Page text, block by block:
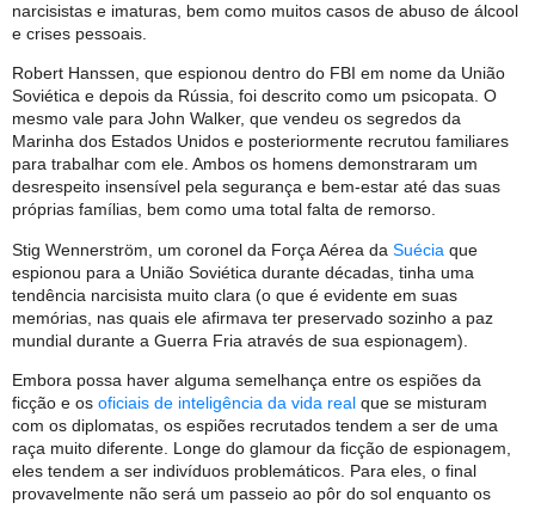
narcisistas e imaturas, bem como muitos casos de abuso de álcool
e crises pessoais.
Robert Hanssen, que espionou dentro do FBI em nome da União
Soviética e depois da Rússia, foi descrito como um psicopata. O
mesmo vale para John Walker, que vendeu os segredos da
Marinha dos Estados Unidos e posteriormente recrutou familiares
para trabalhar com ele. Ambos os homens demonstraram um
desrespeito insensível pela segurança e bem-estar até das suas
próprias famílias, bem como uma total falta de remorso.
Stig Wennerström, um coronel da Força Aérea da Suécia que
espionou para a União Soviética durante décadas, tinha uma
tendência narcisista muito clara (o que é evidente em suas
memórias, nas quais ele afirmava ter preservado sozinho a paz
mundial durante a Guerra Fria através de sua espionagem).
Embora possa haver alguma semelhança entre os espiões da
ficção e os oficiais de inteligência da vida real que se misturam
com os diplomatas, os espiões recrutados tendem a ser de uma
raça muito diferente. Longe do glamour da ficção de espionagem,
eles tendem a ser indivíduos problemáticos. Para eles, o final
provavelmente não será um passeio ao pôr do sol enquanto os